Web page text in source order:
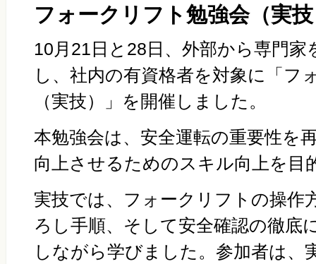
フォークリフト勉強会（実
10月 21 日と 28 日、外部から専門
し、社内の有資格者を対象に「フ
（実技）」を開催しました。
本勉強会は、安全運転の重要性を
向上させるためのスキル向上を目
実技では、フォークリフトの操作
ろし手順、そして安全確認の徹底
しながら学びました。参加者は、